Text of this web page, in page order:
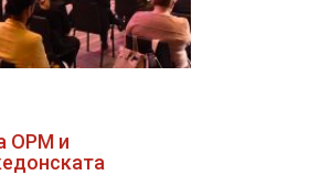
ОРМ и